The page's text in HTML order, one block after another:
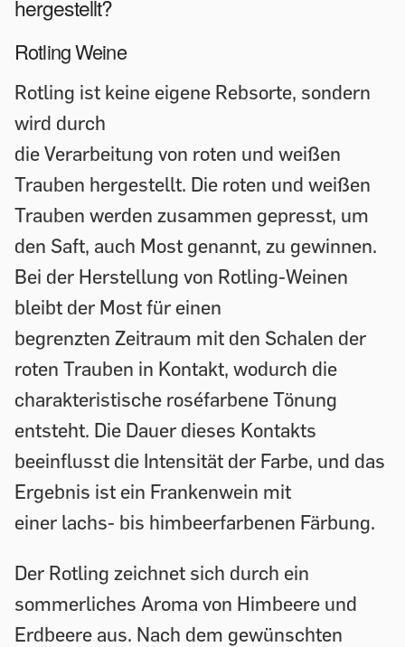
hergestellt?
Rotling Weine
Rotling ist keine eigene Rebsorte, sondern
wird durch
die Verarbeitung von roten und weißen
Trauben hergestellt. Die roten und weißen
Trauben werden zusammen gepresst, um
den Saft, auch Most genannt, zu gewinnen.
Bei der Herstellung von Rotling-Weinen
bleibt der Most für einen
begrenzten Zeitraum mit den Schalen der
roten Trauben in Kontakt, wodurch die
charakteristische roséfarbene Tönung
entsteht. Die Dauer dieses Kontakts
beeinflusst die Intensität der Farbe, und das
Ergebnis ist ein Frankenwein mit
einer lachs- bis himbeerfarbenen Färbung.
Der Rotling zeichnet sich durch ein
sommerliches Aroma von Himbeere und
Erdbeere aus. Nach dem gewünschten